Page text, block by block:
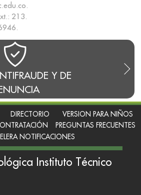
BLOG DEL RECTOR
213.
DIRECTORIO
VERSION PARA NIÑOS
PREGUNTAS FRECUENTES
NOTIFICACIONES
Instituto Técnico